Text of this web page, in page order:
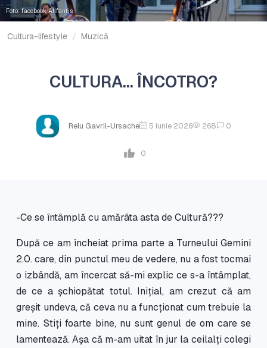
Foto: facebook Alifantis
Cultura-lifestyle Muzică
CULTURA… ÎNCOTRO?
Relu Gavril-Ursache 5 iunie 2026 268 0
0
-Ce se întâmplă cu amărâta asta de Cultură???
După ce am încheiat prima parte a Turneului Gemini
2.0. care, din punctul meu de vedere, nu a fost tocmai
o izbândă, am încercat să-mi explic ce s-a întâmplat,
de ce a șchiopătat totul. Inițial, am crezut că am
greșit undeva, că ceva nu a funcționat cum trebuie la
mine. Stiți foarte bine, nu sunt genul de om care se
lamentează. Așa că m-am uitat în jur la ceilalți colegi